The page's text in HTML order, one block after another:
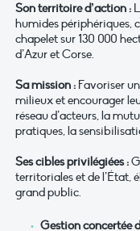
Son territoire d’action :
humides périphériques,
chapelet sur 130 000
d’Azur et Corse.
Sa mission : Favoriser
milieux et encourager
réseau d’acteurs, la
pratiques, la
Ses cibles privilégiées :
territoriales et de l’État,
grand public.
Gestion concertée